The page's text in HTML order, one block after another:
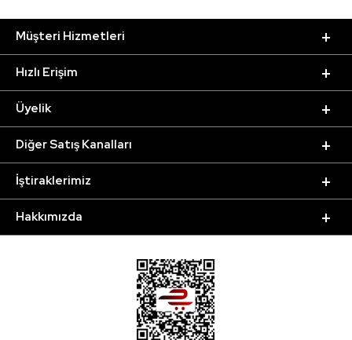
Müşteri Hizmetleri
Hızlı Erişim
Üyelik
Diğer Satış Kanalları
İştiraklerimiz
Hakkımızda